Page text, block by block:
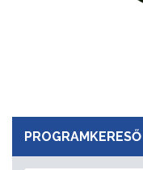
PROGRAMKERESŐ